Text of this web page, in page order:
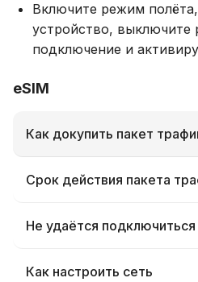
Включите режим полёта,
устройство,
подключение и
eSIM
Как докупить пакет
Срок действия пакета
Не удаётся подключиться
Как настроить сеть